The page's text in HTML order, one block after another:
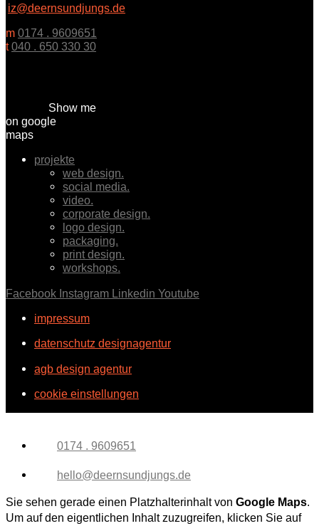
iz@deernsundjungs.de
m 0174 . 9609651
t 040 . 650 330 30
Show me
on google
maps
projekte
web design.
social media.
video.
corporate design.
logo design.
packaging.
print design.
workshops.
Facebook Instagram Linkedin Youtube
impressum
datenschutz designagentur
agb design agentur
cookie einstellungen
0174 . 9609651
hello@deernsundjungs.de
Sie sehen gerade einen Platzhalterinhalt von Google Maps.
Um auf den eigentlichen Inhalt zuzugreifen, klicken Sie auf